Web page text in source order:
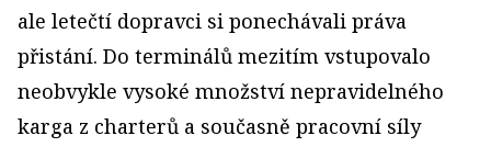
ale letečtí dopravci si ponechávali práva
přistání. Do terminálů mezitím vstupovalo
neobvykle vysoké množství nepravidelného
karga z charterů a současně pracovní síly